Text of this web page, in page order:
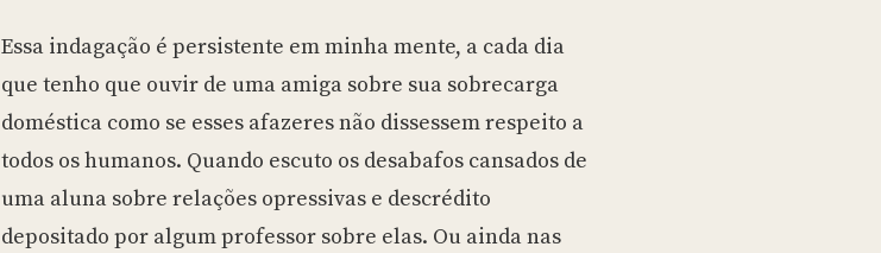
Essa indagação é persistente em minha mente, a cada dia
que tenho que ouvir de uma amiga sobre sua sobrecarga
doméstica como se esses afazeres não dissessem respeito a
todos os humanos. Quando escuto os desabafos cansados de
uma aluna sobre relações opressivas e descrédito
depositado por algum professor sobre elas. Ou ainda nas